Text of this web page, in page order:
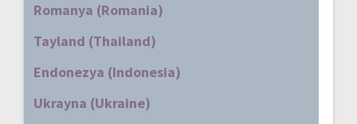
Romanya (Romania)
Tayland (Thailand)
Endonezya (Indonesia)
Ukrayna (Ukraine)